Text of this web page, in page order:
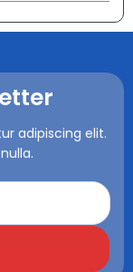
adipiscing elit.